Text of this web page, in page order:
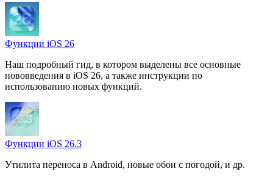
Функции iOS 26
Наш подробный гид, в котором выделены все основные
нововведения в iOS 26, а также инструкции по
использованию новых функций.
Функции iOS 26.3
Утилита переноса в Android, новые обои с погодой, и др.